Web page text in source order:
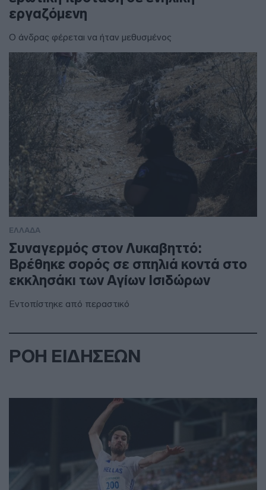
εργαζόμενη
Ο άνδρας φέρεται να ήταν μεθυσμένος
ΕΛΛΑΔΑ
Συναγερμός στον Λυκαβηττό:
Βρέθηκε σορός σε σπηλιά κοντά στο
εκκλησάκι των Αγίων Ισιδώρων
Εντοπίστηκε από περαστικό
ΡΟΗ ΕΙΔΗΣΕΩΝ